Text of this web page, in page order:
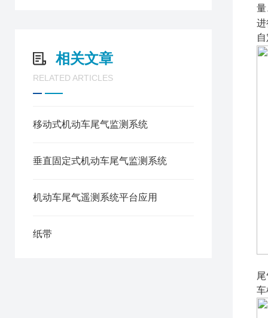
相关文章
RELATED ARTICLES
移动式机动车尾气监测系统
垂直固定式机动车尾气监测系统
机动车尾气遥测系统平台应用
纸带
量
进
车